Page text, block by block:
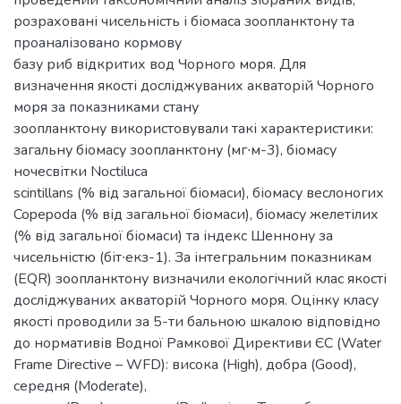
розраховані чисельність і біомаса зоопланктону та
проаналізовано кормову
базу риб відкритих вод Чорного моря. Для
визначення якості досліджуваних акваторій Чорного
моря за показниками стану
зоопланктону використовували такі характеристики:
загальну біомасу зоопланктону (мг∙м-3), біомасу
ночесвітки Noctiluca
scintillans (% від загальної біомаси), біомасу веслоногих
Copepoda (% від загальної біомаси), біомасу желетілих
(% від загальної біомаси) та індекс Шеннону за
чисельністю (біт∙екз-1). За інтегральним показникам
(EQR) зоопланктону визначили екологічний клас якості
досліджуваних акваторій Чорного моря. Оцінку класу
якості проводили за 5-ти бальною шкалою відповідно
до нормативів Водної Рамкової Директиви ЄС (Water
Frame Directive – WFD): висока (High), добра (Good),
середня (Moderate),